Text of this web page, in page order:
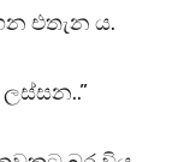
එතැන ය.